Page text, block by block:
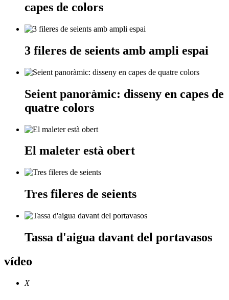
capes de colors
3 fileres de seients amb ampli espai
Seient panoràmic: disseny en capes de
quatre colors
El maleter està obert
Tres fileres de seients
Tassa d'aigua davant del portavasos
vídeo
X